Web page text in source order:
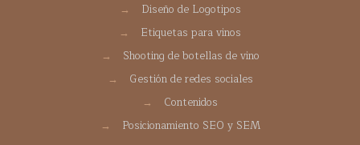
→
Diseño de Logotipos
→
Etiquetas para vinos
→
Shooting de botellas de vino
→
Gestión de redes sociales
→
Contenidos
→
Posicionamiento SEO y SEM